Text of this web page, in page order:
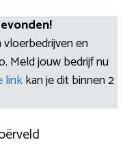
en
Meld jouw bedrijf nu
linkkan je dit binnen 2